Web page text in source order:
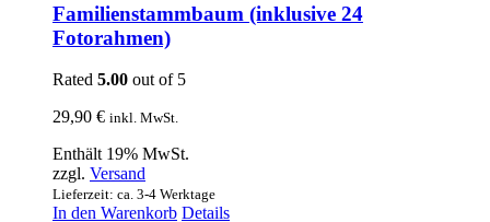
Familienstammbaum (inklusive 24
Fotorahmen)
Rated 5.00 out of 5
29,90 € inkl. MwSt.
Enthält 19% MwSt.
zzgl. Versand
Lieferzeit: ca. 3-4 Werktage
In den Warenkorb Details